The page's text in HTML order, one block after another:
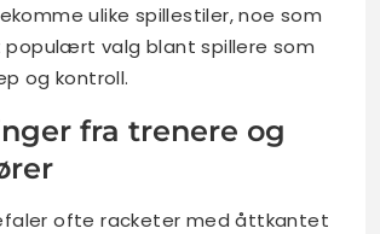
ulike spillestiler, noe som
valg blant spillere som
og kontroll.
fra trenere og
ofte racketer med åttkantet